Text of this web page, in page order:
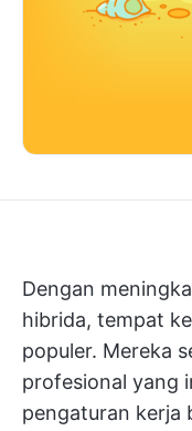
Dengan
hibrida, tempat
populer. Mereka
profesional yang
pengaturan kerja